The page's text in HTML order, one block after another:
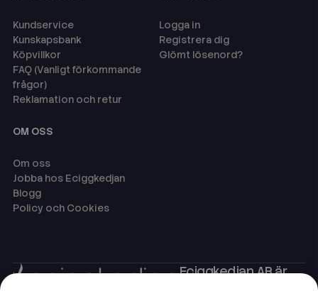
Kundservice
Kunskapsbank
Köpvillkor
FAQ (Vanligt förkommande
frågor)
Reklamation och retur
Logga in
Registrera dig
Glömt lösenord?
OM OSS
Om oss
Jobba hos Eciggkedjan
Blogg
Policy och Cookies
Eciggkedjan AB är